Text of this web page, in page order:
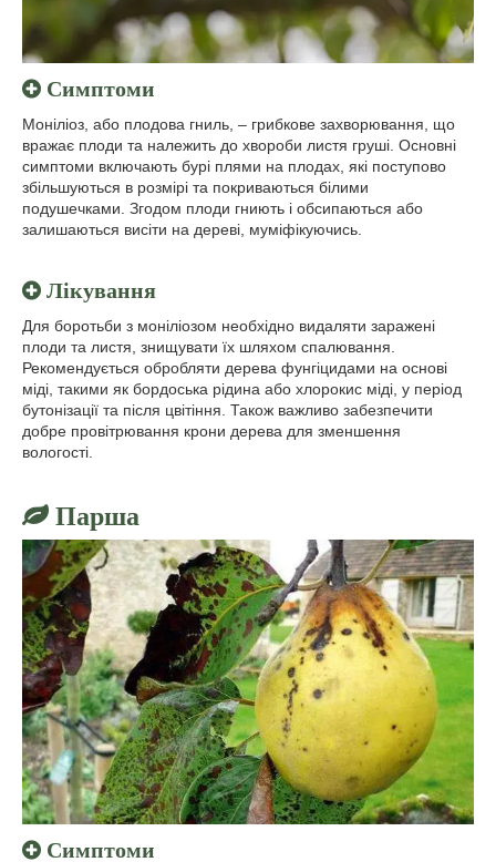
Симптоми
Моніліоз, або плодова гниль, – грибкове захворювання, що
вражає плоди та належить до хвороби листя груші. Основні
симптоми включають бурі плями на плодах, які поступово
збільшуються в розмірі та покриваються білими
подушечками. Згодом плоди гниють і обсипаються або
залишаються висіти на дереві, муміфікуючись.
Лікування
Для боротьби з моніліозом необхідно видаляти заражені
плоди та листя, знищувати їх шляхом спалювання.
Рекомендується обробляти дерева фунгіцидами на основі
міді, такими як бордоська рідина або хлорокис міді, у період
бутонізації та після цвітіння. Також важливо забезпечити
добре провітрювання крони дерева для зменшення
вологості.
Парша
Симптоми